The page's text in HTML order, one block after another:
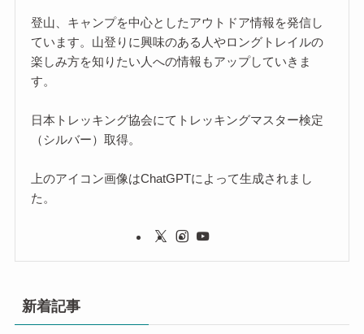
登山、キャンプを中心としたアウトドア情報を発信し
ています。山登りに興味のある人やロングトレイルの
楽しみ方を知りたい人への情報もアップしていきま
す。
日本トレッキング協会にてトレッキングマスター検定
（シルバー）取得。
上のアイコン画像はChatGPTによって生成されまし
た。
新着記事